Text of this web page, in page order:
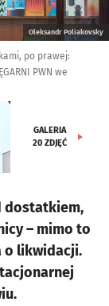
Oleksandr Poliakovsky
po prawej:
PWN we
GALERIA
20 ZDJĘĆ
dostatkiem,
– mimo to
o likwidacji.